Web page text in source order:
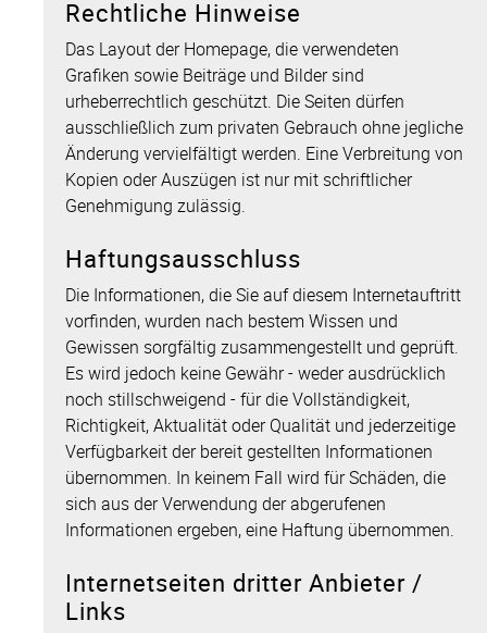
Rechtliche Hinweise
Das Layout der Homepage, die verwendeten
Grafiken sowie Beiträge und Bilder sind
urheberrechtlich geschützt. Die Seiten dürfen
ausschließlich zum privaten Gebrauch ohne jegliche
Änderung vervielfältigt werden. Eine Verbreitung von
Kopien oder Auszügen ist nur mit schriftlicher
Genehmigung zulässig.
Haftungsausschluss
Die Informationen, die Sie auf diesem Internetauftritt
vorfinden, wurden nach bestem Wissen und
Gewissen sorgfältig zusammengestellt und geprüft.
Es wird jedoch keine Gewähr - weder ausdrücklich
noch stillschweigend - für die Vollständigkeit,
Richtigkeit, Aktualität oder Qualität und jederzeitige
Verfügbarkeit der bereit gestellten Informationen
übernommen. In keinem Fall wird für Schäden, die
sich aus der Verwendung der abgerufenen
Informationen ergeben, eine Haftung übernommen.
Internetseiten dritter Anbieter /
Links